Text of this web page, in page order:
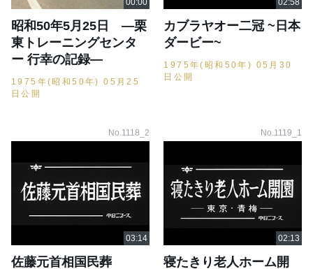
昭和50年5月25日 ―栗
東トレーニングセンタ
ー 行幸の記録―
1975年(昭和50年) 05月25
日公開
カブラヤオー二冠 ~日本
ダービー~
1975年(昭和50年) 05月30
日公開
No.1118_2
佐藤元首相国民葬
No.1119_1
寝たきり老人ホーム開